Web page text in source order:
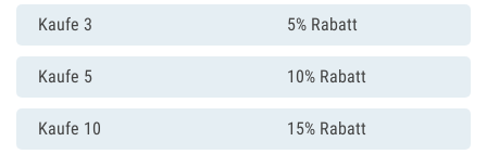
Kaufe 3 5% Rabatt
Kaufe 5 10% Rabatt
Kaufe 10 15% Rabatt